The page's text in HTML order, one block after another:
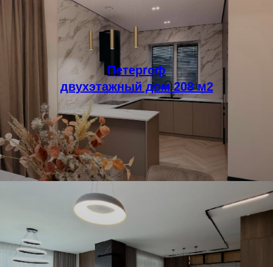
Петергоф
двухэтажный дом 208 м2